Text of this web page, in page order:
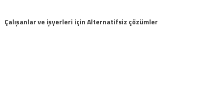
Çalışanlar ve işyerleri için Alternatifsiz çözümler